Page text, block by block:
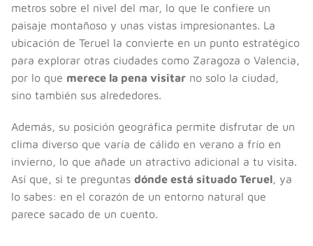
metros sobre el nivel del mar, lo que le confiere un
paisaje montañoso y unas vistas impresionantes. La
ubicación de Teruel la convierte en un punto estratégico
para explorar otras ciudades como Zaragoza o Valencia,
por lo que merece la pena visitar no solo la ciudad,
sino también sus alrededores.
Además, su posición geográfica permite disfrutar de un
clima diverso que varía de cálido en verano a frío en
invierno, lo que añade un atractivo adicional a tu visita.
Así que, si te preguntas dónde está situado Teruel, ya
lo sabes: en el corazón de un entorno natural que
parece sacado de un cuento.